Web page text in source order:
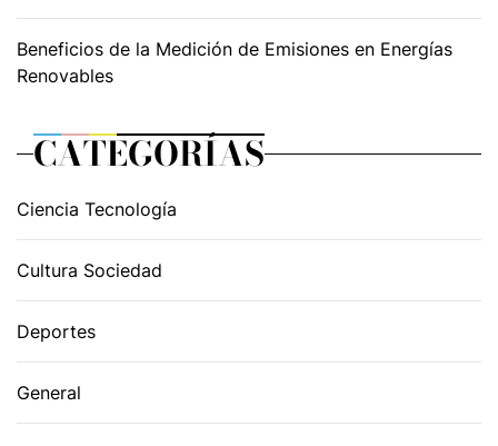
Beneficios de la Medición de Emisiones en Energías
Renovables
CATEGORÍAS
Ciencia Tecnología
Cultura Sociedad
Deportes
General